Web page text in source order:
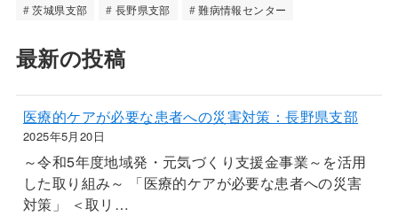
茨城県支部
長野県支部 難病情報センター
最新の投稿
医療的ケアが必要な患者への災害対策：長野県支部
2025年5月20日
～令和5年度地域発・元気づくり支援金事業～を活用
した取り組み～ 「医療的ケアが必要な患者への災害
対策」 ＜取リ…